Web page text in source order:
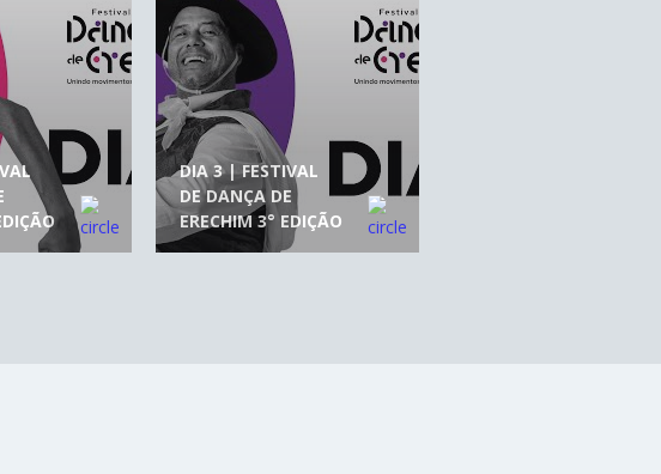
DIA 3 | FESTIVAL
DE DANÇA DE
ERECHIM 3° EDIÇÃO